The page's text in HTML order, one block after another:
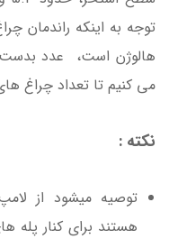
توجه به اینکه راندمان
می کنیم تا تعداد چراغ
نکته :
هستند برای کنار پله